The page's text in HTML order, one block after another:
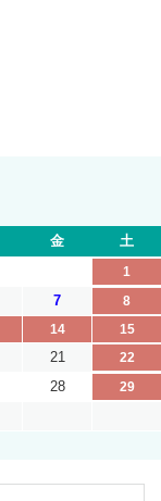
金 土
1
7
8
14
15
21
22
28
29